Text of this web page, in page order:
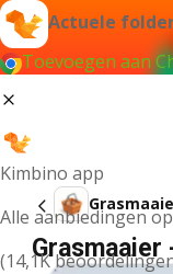
Actuele
Toevoegen aan
Kimbino app
Alle aanbiedingen
(14,1KGrasmaaier